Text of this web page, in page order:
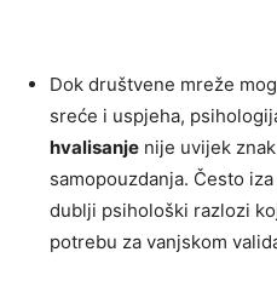
Dok društvene mreže
sreće i uspjeha,
hvalisanje nije uvijek
samopouzdanja. Često
dublji psihološki razlozi
potrebu za vanjskom